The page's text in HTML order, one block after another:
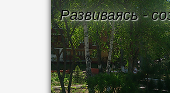
Развиваясь -